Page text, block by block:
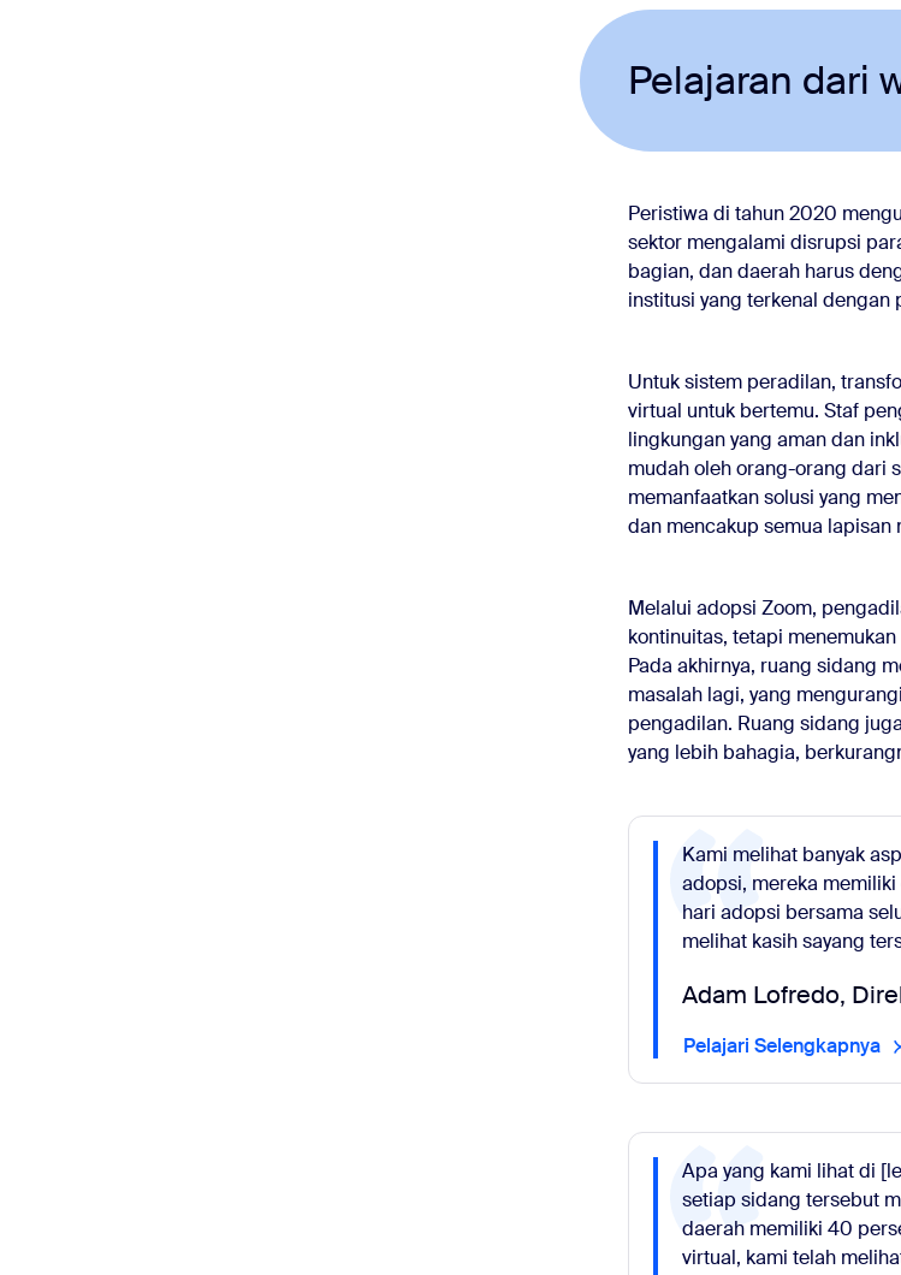
Pelajaran dari
Peristiwa di tahun 2020
sektor mengalami disrupsi
bagian, dan daerah harus
institusi yang terkenal
Untuk sistem peradilan,
virtual untuk bertemu. Staf
lingkungan yang aman dan
mudah oleh orang-orang dari
memanfaatkan solusi yang
dan mencakup semua lapisan
Melalui adopsi Zoom,
kontinuitas, tetapi
Pada akhirnya, ruang sidang
masalah lagi, yang
pengadilan. Ruang sidang
yang lebih bahagia,
Kami melihat banyak
adopsi, mereka
hari adopsi bersama
melihat kasih sayang
Adam Lofredo,
Pelajari Selengkapnya
Apa yang kami lihat di
setiap sidang tersebut
daerah memiliki 40
virtual, kami telah